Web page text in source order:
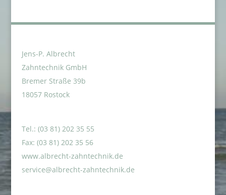
Jens-P. Albrecht
Zahntechnik GmbH
Bremer Straße 39b
18057 Rostock
Tel.: (03 81) 202 35 55
Fax: (03 81) 202 35 56
www.albrecht-zahntechnik.de
service@albrecht-zahntechnik.de